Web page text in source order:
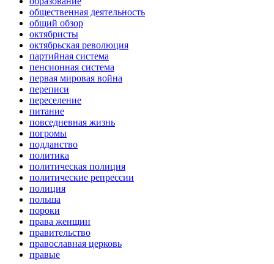
общественная деятельность
общий обзор
октябристы
октябрьская революция
партийная система
пенсионная система
первая мировая война
переписи
переселение
питание
повседневная жизнь
погромы
подданство
политика
политическая полиция
политические репрессии
полиция
польша
пороки
права женщин
правительство
православная церковь
правые